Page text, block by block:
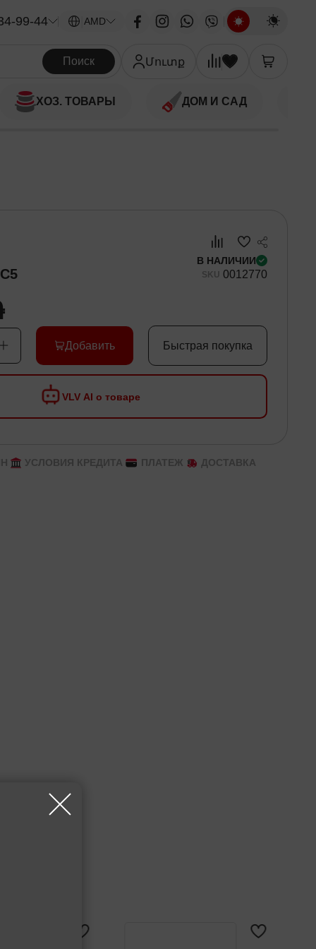
99-44 AMD
Поиск Մուտք
ХОЗ. ТОВАРЫ ДОМ И САД
VLV AI о товаре
В НАЛИЧИИ
SKU 0012770
Добавить Быстрая покупка
УСЛОВИЯ КРЕДИТА ПЛАТЕЖ ДОСТАВКА